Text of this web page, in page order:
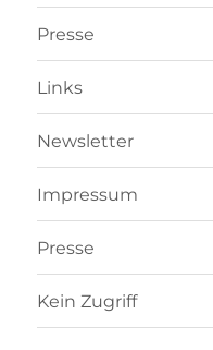
Presse
Links
Newsletter
Impressum
Presse
Kein Zugriff